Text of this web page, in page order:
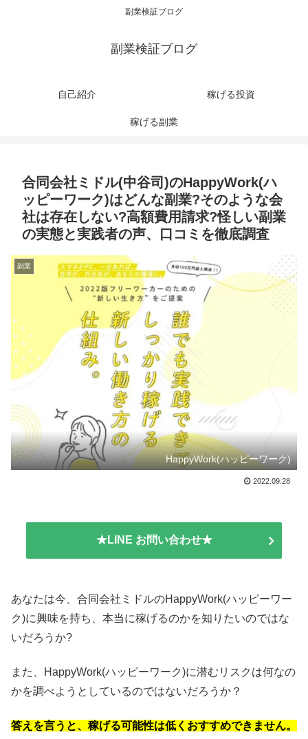
副業検証ブログ
副業検証ブログ
自己紹介 稼げる投資
稼げる副業
合同会社ミドル(中谷司)のHappyWork(ハ
ッピーワーク)はどんな副業?そのような会
社は存在しない?高額費用請求?怪しい副業
の実態と実践者の声、口コミを徹底調査
副業
HappyWork(ハッピーワーク)
2022.09.28
★LINE お問い合わせ★
あなたは今、合同会社ミドルのHappyWork(ハッピーワー
ク)に興味を持ち、本当に稼げるのかを知りたいのではな
いだろうか?
また、HappyWork(ハッピーワーク)に潜むリスクは何なの
かを調べようとしているのではないだろうか？
答えを言うと、稼げる可能性は低くおすすめできません。